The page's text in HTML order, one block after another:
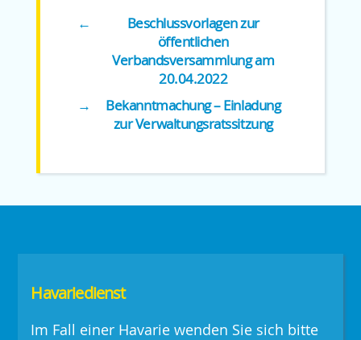
←
Beschlussvorlagen zur
öffentlichen
Verbandsversammlung am
20.04.2022
→
Bekanntmachung – Einladung
zur Verwaltungsratssitzung
Havariedienst
Im Fall einer Havarie wenden Sie sich bitte